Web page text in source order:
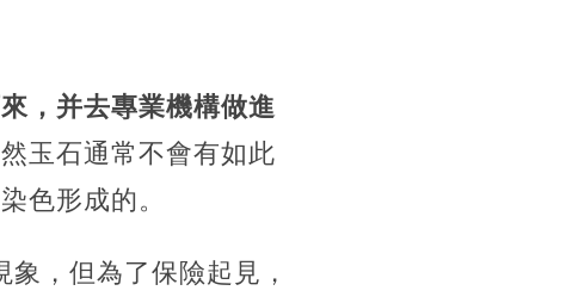
，并去專業機構做進
玉石通常不會有如此
色形成的。
，但為了保險起見，